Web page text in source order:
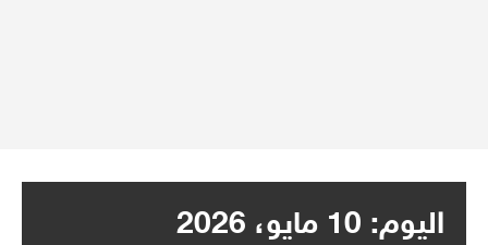
اليوم: 10 مايو، 2026